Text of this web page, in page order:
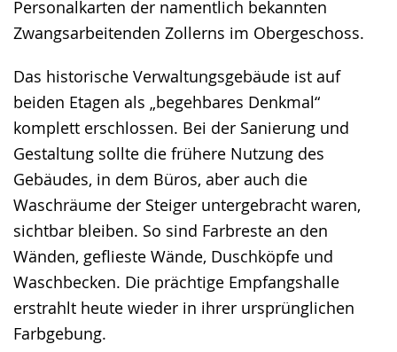
Personalkarten der namentlich bekannten
Zwangsarbeitenden Zollerns im Obergeschoss.
Das historische Verwaltungsgebäude ist auf
beiden Etagen als „begehbares Denkmal“
komplett erschlossen. Bei der Sanierung und
Gestaltung sollte die frühere Nutzung des
Gebäudes, in dem Büros, aber auch die
Waschräume der Steiger untergebracht waren,
sichtbar bleiben. So sind Farbreste an den
Wänden, geflieste Wände, Duschköpfe und
Waschbecken. Die prächtige Empfangshalle
erstrahlt heute wieder in ihrer ursprünglichen
Farbgebung.